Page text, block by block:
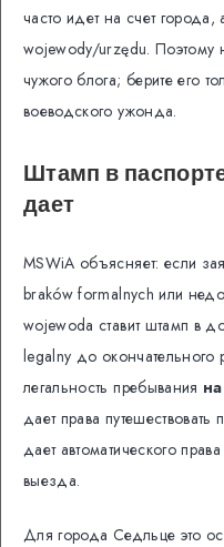
часто идет на счет
wojewody/urzędu. Поэтому
чужого блога; берите его
воеводского ужонда.
Штамп в
дает
MSWiA объясняет: если
braków formalnych или
wojewoda ставит штамп в
legalny до
легальность пребывания
дает права
дает автоматического
выезда.
Для города Седльце это